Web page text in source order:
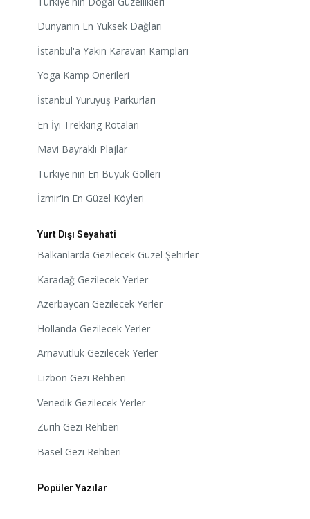
Dünyanın En Yüksek Dağları
İstanbul'a Yakın Karavan Kampları
Yoga Kamp Önerileri
İstanbul Yürüyüş Parkurları
En İyi Trekking Rotaları
Mavi Bayraklı Plajlar
Türkiye'nin En Büyük Gölleri
İzmir'in En Güzel Köyleri
Yurt Dışı Seyahati
Balkanlarda Gezilecek Güzel Şehirler
Karadağ Gezilecek Yerler
Azerbaycan Gezilecek Yerler
Hollanda Gezilecek Yerler
Arnavutluk Gezilecek Yerler
Lizbon Gezi Rehberi
Venedik Gezilecek Yerler
Zürih Gezi Rehberi
Basel Gezi Rehberi
Popüler Yazılar